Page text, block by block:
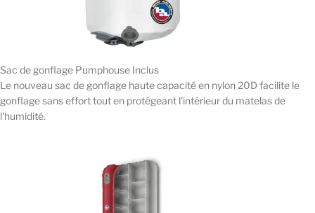
Sac de gonflage Pumphouse Inclus
Le nouveau sac de gonflage haute capacité en nylon 20D facilite le
gonflage sans effort tout en protégeant l'intérieur du matelas de
l'humidité.